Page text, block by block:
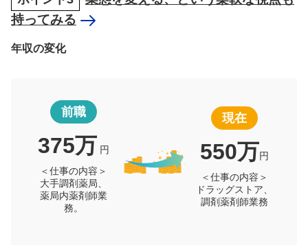
持ってみる
年収の変化
前職
375万 円
＜仕事の内容＞
大手調剤薬局、
薬局内薬剤師業
務。
現在
550万円
＜仕事の内容＞
ドラッグストア、
調剤薬剤師業務